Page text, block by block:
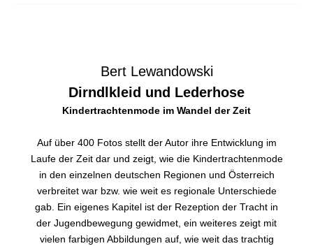
Bert Lewandowski
Dirndlkleid und Lederhose
Kindertrachtenmode im Wandel der Zeit
Auf über 400 Fotos stellt der Autor ihre Entwicklung im
Laufe der Zeit dar und zeigt, wie die Kindertrachtenmode
in den einzelnen deutschen Regionen und Österreich
verbreitet war bzw. wie weit es regionale Unterschiede
gab. Ein eigenes Kapitel ist der Rezeption der Tracht in
der Jugendbewegung gewidmet, ein weiteres zeigt mit
vielen farbigen Abbildungen auf, wie weit das trachtig